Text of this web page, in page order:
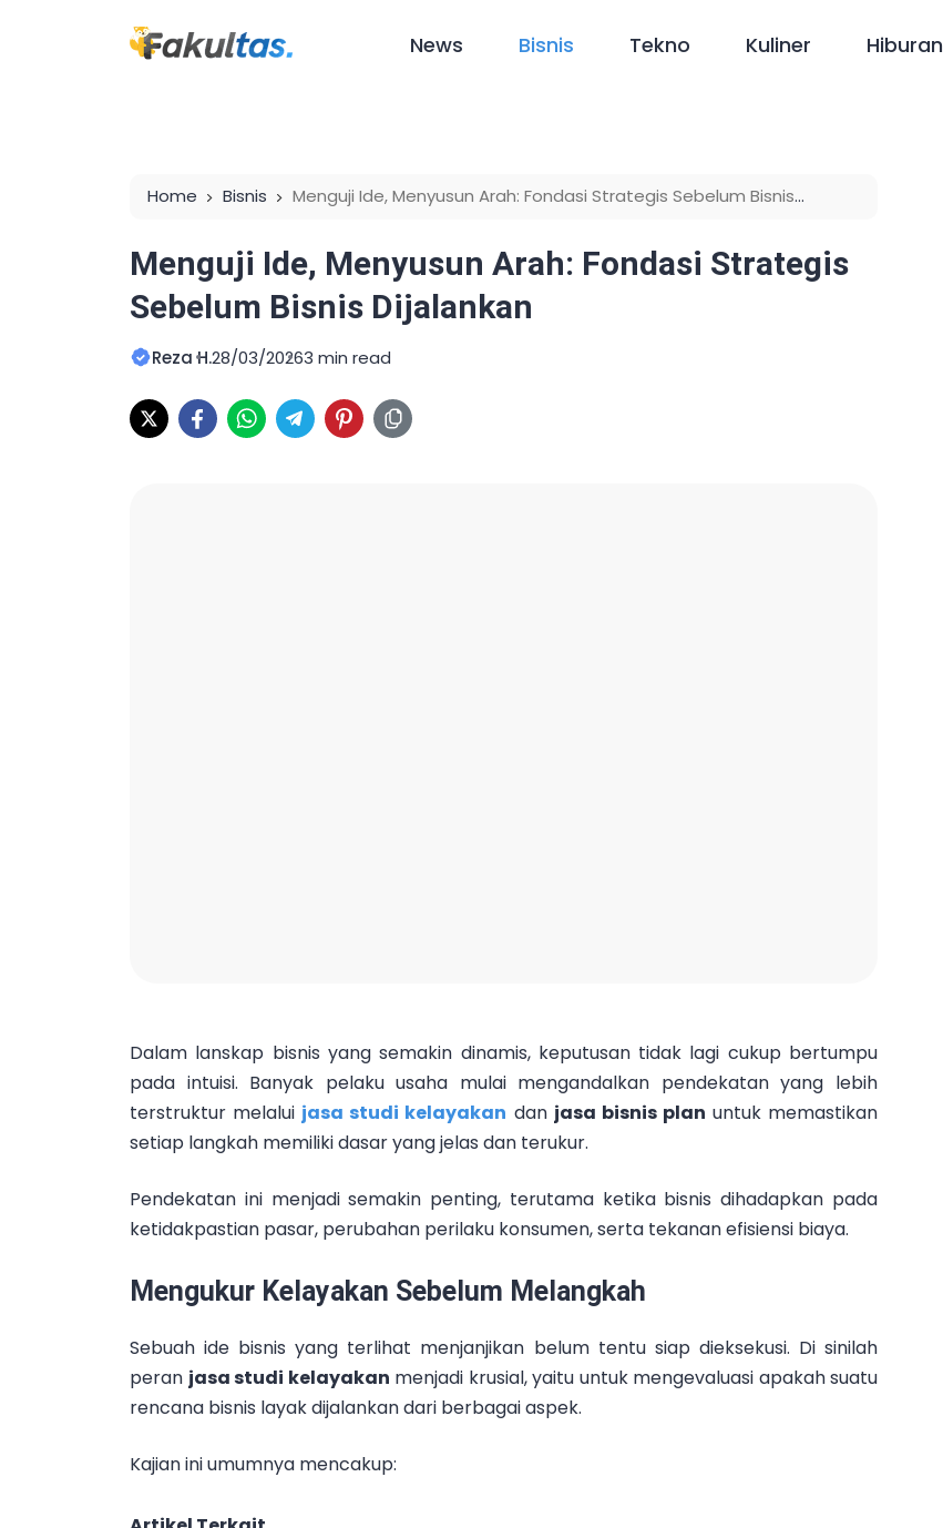
News Bisnis Tekno Kuliner Hiburan
Home Bisnis
Menguji Ide, Menyusun Arah: Fondasi Strategis Sebelum Bisnis
Menguji Ide, Menyusun Arah: Fondasi Strategis
Sebelum Bisnis Dijalankan
Reza H.28/03/20263 min read
Dalam lanskap bisnis yang semakin dinamis, keputusan tidak lagi cukup bertumpu
pada intuisi. Banyak pelaku usaha mulai mengandalkan pendekatan yang lebih
terstruktur melalui jasa studi kelayakan dan jasa bisnis plan untuk memastikan
setiap langkah memiliki dasar yang jelas dan terukur.
Pendekatan ini menjadi semakin penting, terutama ketika bisnis dihadapkan pada
ketidakpastian pasar, perubahan perilaku konsumen, serta tekanan efisiensi biaya.
Mengukur Kelayakan Sebelum Melangkah
Sebuah ide bisnis yang terlihat menjanjikan belum tentu siap dieksekusi. Di sinilah
peran jasa studi kelayakan menjadi krusial, yaitu untuk mengevaluasi apakah suatu
rencana bisnis layak dijalankan dari berbagai aspek.
Kajian ini umumnya mencakup: